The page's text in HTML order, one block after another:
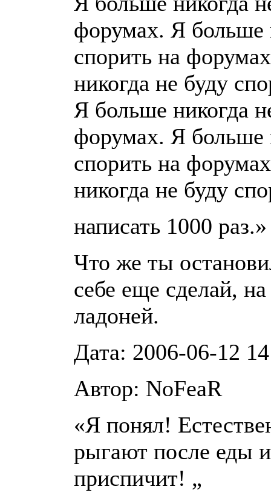
форумах. Я больше
спорить на
никогда не буду
Я больше никогда
форумах. Я больше
спорить на
никогда не буду
написать 1000 раз.»
Что же ты
себе еще сделай,
ладоней.
Дата: 2006-06-12
Автор: NoFeaR
«Я понял!
рыгают после еды и
приспичит! „